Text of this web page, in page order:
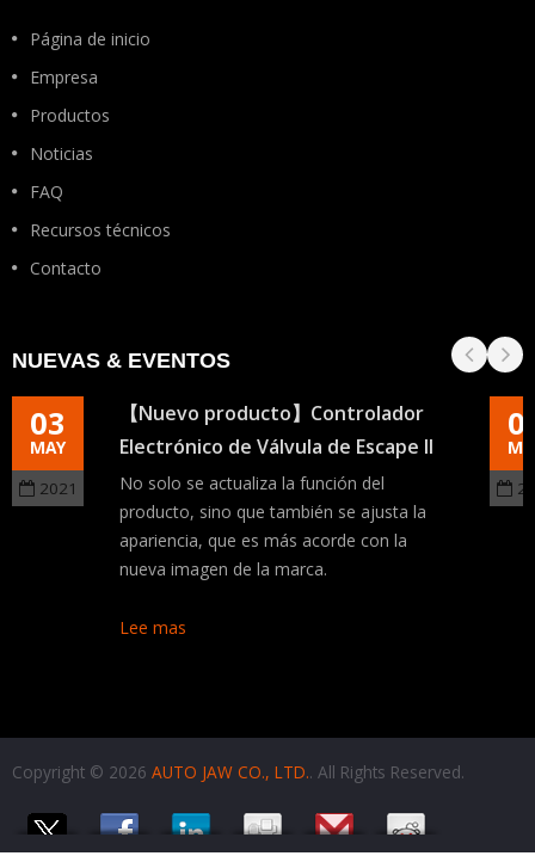
Página de inicio
Empresa
Productos
Noticias
FAQ
Recursos técnicos
Contacto
NUEVAS & EVENTOS
03
MAY
2021
【Nuevo producto】Controlador
Electrónico de Válvula de Escape II
No solo se actualiza la función del
producto, sino que también se ajusta la
apariencia, que es más acorde con la
nueva imagen de la marca.
Lee mas
Copyright © 2026 AUTO JAW CO., LTD.. All Rights Reserved.